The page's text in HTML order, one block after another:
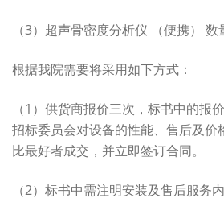
（3）超声骨密度分析仪 （便携） 数
根据我院需要将采用如下方式：
（1）供货商报价三次，标书中的报
招标委员会对设备的性能、售后及价
比最好者成交，并立即签订合同。
（2）标书中需注明安装及售后服务